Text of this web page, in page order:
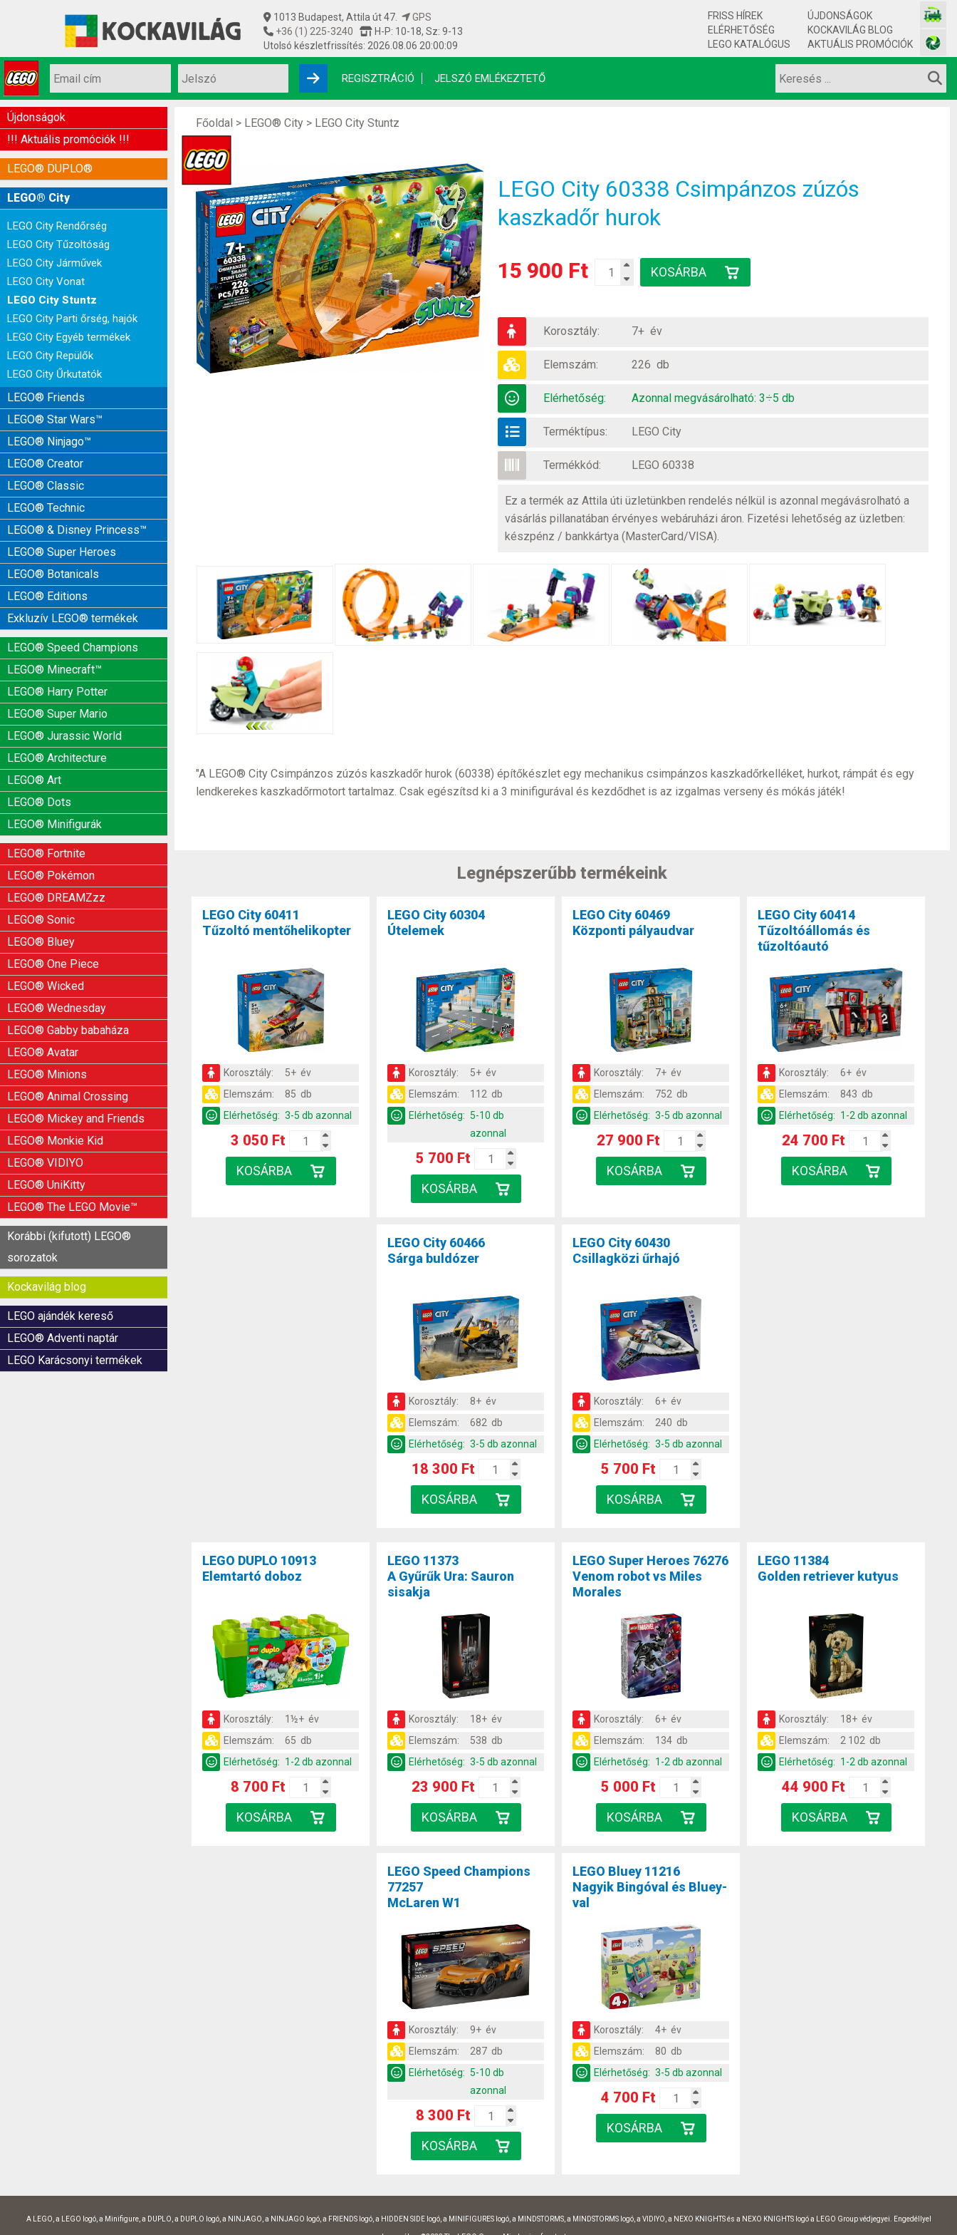
1013 Budapest, Attila út 47.
GPS
+36 (1) 225-3240
H-P: 10-18, Sz: 9-13
Utolsó készletfrissítés: 2026.08.06 20:00:09
FRISS HÍREK
ELÉRHETŐSÉG
LEGO KATALÓGUS
ÚJDONSÁGOK
KOCKAVILÁG BLOG
AKTUÁLIS PROMÓCIÓK
REGISZTRÁCIÓ JELSZÓ EMLÉKEZTETŐ
Újdonságok
!!! Aktuális promóciók !!!
LEGO® DUPLO®
LEGO® City
LEGO City Rendőrség
LEGO City Tűzoltóság
LEGO City Járművek
LEGO City Vonat
LEGO City Stuntz
LEGO City Parti őrség, hajók
LEGO City Egyéb termékek
LEGO City Repülők
LEGO City Űrkutatók
LEGO® Friends
LEGO® Star Wars™
LEGO® Ninjago™
LEGO® Creator
LEGO® Classic
LEGO® Technic
LEGO® & Disney Princess™
LEGO® Super Heroes
LEGO® Botanicals
LEGO® Editions
Exkluzív LEGO® termékek
LEGO® Speed Champions
LEGO® Minecraft™
LEGO® Harry Potter
LEGO® Super Mario
LEGO® Jurassic World
LEGO® Architecture
LEGO® Art
LEGO® Dots
LEGO® Minifigurák
LEGO® Fortnite
LEGO® Pokémon
LEGO® DREAMZzz
LEGO® Sonic
LEGO® Bluey
LEGO® One Piece
LEGO® Wicked
LEGO® Wednesday
LEGO® Gabby babaháza
LEGO® Avatar
LEGO® Minions
LEGO® Animal Crossing
LEGO® Mickey and Friends
LEGO® Monkie Kid
LEGO® VIDIYO
LEGO® UniKitty
LEGO® The LEGO Movie™
Korábbi (kifutott) LEGO®
sorozatok
Kockavilág blog
LEGO ajándék kereső
LEGO® Adventi naptár
LEGO Karácsonyi termékek
Főoldal > LEGO® City> LEGO City Stuntz
LEGO City 60338 Csimpánzos zúzós
kaszkadőr hurok
15 900 Ft
Korosztály: 7+ év
Elemszám: 226 db
Elérhetőség: Azonnal megvásárolható: 3÷5 db
Terméktípus: LEGO City
Termékkód: LEGO 60338
Ez a termék az Attila úti üzletünkben rendelés nélkül is azonnal megávásrolható a
vásárlás pillanatában érvényes webáruházi áron. Fizetési lehetőség az üzletben:
készpénz / bankkártya (MasterCard/VISA).
"A LEGO® City Csimpánzos zúzós kaszkadőr hurok (60338) építőkészlet egy mechanikus csimpánzos kaszkadőrkelléket, hurkot, rámpát és egy
lendkerekes kaszkadőrmotort tartalmaz. Csak egészítsd ki a 3 minifigurával és kezdődhet is az izgalmas verseny és mókás játék!
Legnépszerűbb termékeink
LEGO City 60411
Tűzoltó mentőhelikopter
Korosztály:
5+ év
Elemszám:
85 db
Elérhetőség: 3-5 db azonnal
3 050 Ft
LEGO City 60304
Útelemek
Korosztály:
5+ év
Elemszám:
112 db
Elérhetőség: 5-10 db
azonnal
5 700 Ft
LEGO City 60469
Központi pályaudvar
Korosztály:
7+ év
Elemszám:
752 db
Elérhetőség: 3-5 db azonnal
27 900 Ft
LEGO City 60414
Tűzoltóállomás és
tűzoltóautó
Korosztály:
6+ év
Elemszám:
843 db
Elérhetőség: 1-2 db azonnal
24 700 Ft
LEGO City 60466
Sárga buldózer
Korosztály:
8+ év
Elemszám:
682 db
Elérhetőség: 3-5 db azonnal
18 300 Ft
LEGO City 60430
Csillagközi űrhajó
Korosztály:
6+ év
Elemszám:
240 db
Elérhetőség: 3-5 db azonnal
5 700 Ft
LEGO DUPLO 10913
Elemtartó doboz
Korosztály:
1½+ év
Elemszám:
65 db
Elérhetőség: 1-2 db azonnal
8 700 Ft
LEGO 11373
A Gyűrűk Ura: Sauron
sisakja
Korosztály:
18+ év
Elemszám:
538 db
Elérhetőség: 3-5 db azonnal
23 900 Ft
LEGO Super Heroes 76276
Venom robot vs Miles
Morales
Korosztály:
6+ év
Elemszám:
134 db
Elérhetőség: 1-2 db azonnal
5 000 Ft
LEGO 11384
Golden retriever kutyus
Korosztály:
18+ év
Elemszám:
2 102 db
Elérhetőség: 1-2 db azonnal
44 900 Ft
LEGO Speed Champions
77257
McLaren W1
Korosztály:
9+ év
Elemszám:
287 db
Elérhetőség: 5-10 db
azonnal
8 300 Ft
LEGO Bluey 11216
Nagyik Bingóval és Bluey-
val
Korosztály:
4+ év
Elemszám:
80 db
Elérhetőség: 3-5 db azonnal
4 700 Ft
A LEGO, a LEGO logó, a Minifigure, a DUPLO, a DUPLO logó, a NINJAGO, a NINJAGO logó, a FRIENDS logó, a HIDDEN SIDE logó, a MINIFIGURES logó, a MINDSTORMS, a MINDSTORMS logó, a VIDIYO, a NEXO KNIGHTS és a NEXO KNIGHTS logó a LEGO Group védjegyei. Engedéllyel